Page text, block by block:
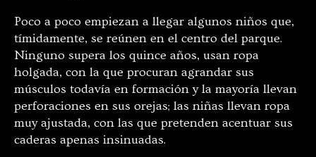
Poco a poco empiezan a llegar algunos niños que,
tímidamente, se reúnen en el centro del parque.
Ninguno supera los quince años, usan ropa
holgada, con la que procuran agrandar sus
músculos todavía en formación y la mayoría llevan
perforaciones en sus orejas; las niñas llevan ropa
muy ajustada, con las que pretenden acentuar sus
caderas apenas insinuadas.